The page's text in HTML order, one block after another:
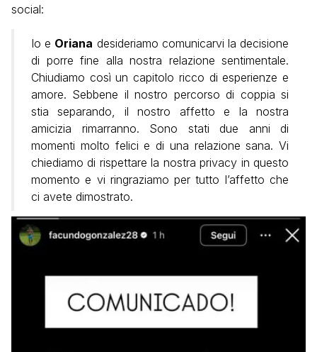
social:
Io e Oriana desideriamo comunicarvi la decisione
di porre fine alla nostra relazione sentimentale.
Chiudiamo così un capitolo ricco di esperienze e
amore. Sebbene il nostro percorso di coppia si
stia separando, il nostro affetto e la nostra
amicizia rimarranno. Sono stati due anni di
momenti molto felici e di una relazione sana. Vi
chiediamo di rispettare la nostra privacy in questo
momento e vi ringraziamo per tutto l’affetto che
ci avete dimostrato.